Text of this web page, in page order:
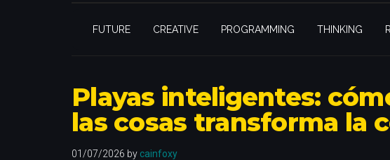
FUTURE CREATIVE PROGRAMMING THINKING
Playas inteligentes:
las cosas transforma la
01/07/2026 by cainfoxy